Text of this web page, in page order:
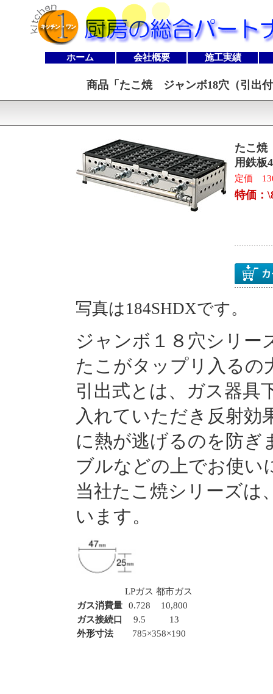
ホーム 会社概要 施工実績
商品「 たこ焼 ジャンボ18穴（引出
たこ焼
用鉄板
定価
特価：
写真は184SHDXです。
ジャンボ１８穴シリー
たこがタップリ入るの
引出式とは、ガス器具
入れていただき反射効
に熱が逃げるのを防ぎ
ブルなどの上でお使い
当社たこ焼シリーズは
います。
LPガス 都市ガス
ガス消費量
0.728
10,800
ガス接続口
9.5
13
外形寸法
785×358×190